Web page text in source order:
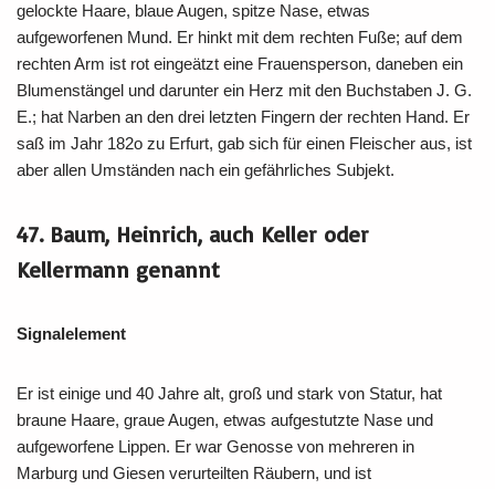
gelockte Haare, blaue Augen, spitze Nase, etwas
aufgeworfenen Mund. Er hinkt mit dem rechten Fuße; auf dem
rechten Arm ist rot eingeätzt eine Frauensperson, daneben ein
Blumenstängel und darunter ein Herz mit den Buchstaben J. G.
E.; hat Narben an den drei letzten Fingern der rechten Hand. Er
saß im Jahr 182o zu Erfurt, gab sich für einen Fleischer aus, ist
aber allen Umständen nach ein gefährliches Subjekt.
47. Baum, Heinrich, auch Keller oder
Kellermann genannt
Signalelement
Er ist einige und 40 Jahre alt, groß und stark von Statur, hat
braune Haare, graue Augen, etwas aufgestutzte Nase und
aufgeworfene Lippen. Er war Genosse von mehreren in
Marburg und Giesen verurteilten Räubern, und ist